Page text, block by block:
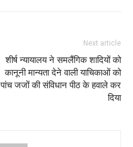
Next article
शीर्ष न्यायालय ने समलैंगिक शादियों को
कानूनी मान्यता देने वाली याचिकाओं को
पांच जजों की संविधान पीठ के हवाले कर
दिया